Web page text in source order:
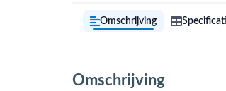
Omschrijving
Omschrijving